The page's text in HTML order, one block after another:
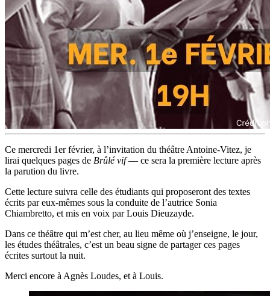
Ce mercredi 1er février, à l’invitation du théâtre Antoine-Vitez, je
lirai quelques pages de Brûlé vif— ce sera la première lecture après
la parution du livre.
Cette lecture suivra celle des étudiants qui proposeront des textes
écrits par eux-mêmes sous la conduite de l’autrice Sonia
Chiambretto, et mis en voix par Louis Dieuzayde.
Dans ce théâtre qui m’est cher, au lieu même où j’enseigne, le jour,
les études théâtrales, c’est un beau signe de partager ces pages
écrites surtout la nuit.
Merci encore à Agnès Loudes, et à Louis.